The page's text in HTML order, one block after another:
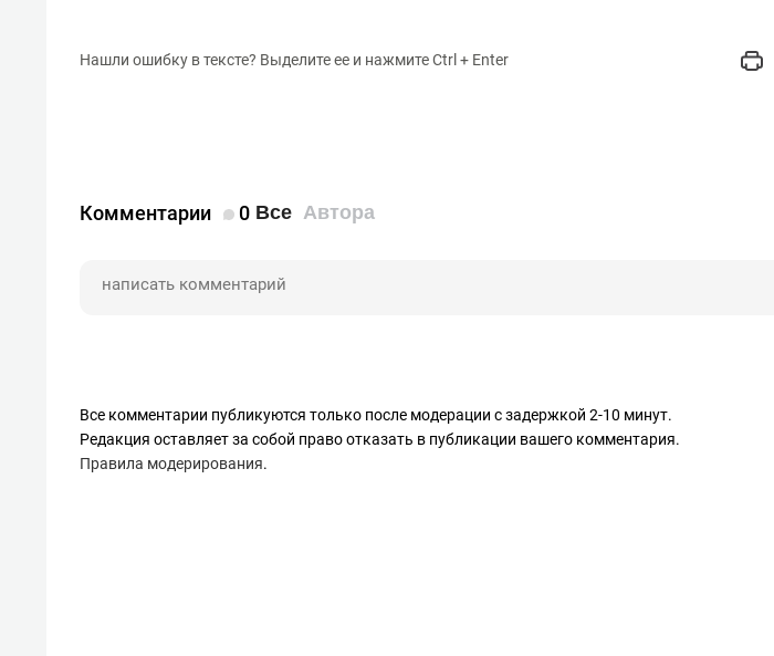
Нашли ошибку в тексте? Выделите ее и нажмите Ctrl + Enter
Комментарии 0 Все Автора
Все комментарии публикуются только после модерации с задержкой 2-10 минут.
Редакция оставляет за собой право отказать в публикации вашего комментария.
Правила модерирования.